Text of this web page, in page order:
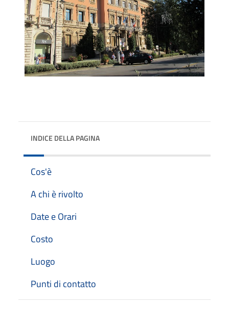
INDICE DELLA PAGINA
Cos'è
A chi è rivolto
Date e Orari
Costo
Luogo
Punti di contatto